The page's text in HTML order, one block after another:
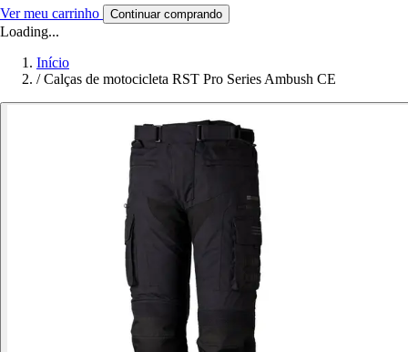
Ver meu carrinho Continuar comprando
Loading...
Início
/ Calças de motocicleta RST Pro Series Ambush CE